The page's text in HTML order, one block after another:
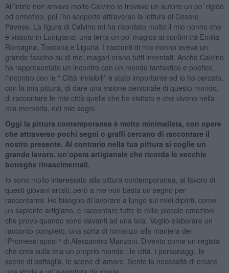
All’inizio non amavo molto Calvino lo trovavo un autore un po’ rigido
ed ermetico, poi l’ho scoperto attraverso la lettura di Cesare
Pavese. La figura di Calvino mi ha ricordato molto il mio nonno che
è vissuto in Lunigiana: una terra un po’ magica ai confini tra Emilia
Romagna, Toscana e Liguria. I racconti di mio nonno aveva un
grande fascino su di me, magari erano tutti inventati. Anche Calvino
ha rappresentato un incontro con un mondo fantastico e poetico,
l’incontro con le “ Città invisibili” è stato importante ed io ho cercato,
con la mia pittura, di dare una visione personale di questo mondo,
di raccontare le mie città quelle che ho visitato e che vivono nella
mia memoria, nei mie sogni.
Oggi la pittura contemporanea è molto minimalista, con opere
che attraverso pochi segni o graffi cercano di raccontare il
nostro presente. Al contrario nella tua pittura si coglie un
grande lavoro, un’opera artigianale che ricorda le vecchie
botteghe rinascimentali.
Io sono molto interessato alla pittura contemporanea, al lavoro di
questi giovani artisti, però a me non basta un segno per
raccontarmi. Ho bisogno di lavorare a lungo sui miei dipinti, come
un sapiente artigiano, e raccontare tutte le mille piccole emozioni
che provo quando sono davanti ad una tela. Voglio elaborare un
racconto completo, una sorta di romanzo alla maniera dei
“Promessi sposi “ di Alessandro Manzoni. Divento come un regista
che crea sulla tela un proprio mondo : le città, i personaggi, le
scene di battaglia, le scene di amore. Sento la necessità di creare